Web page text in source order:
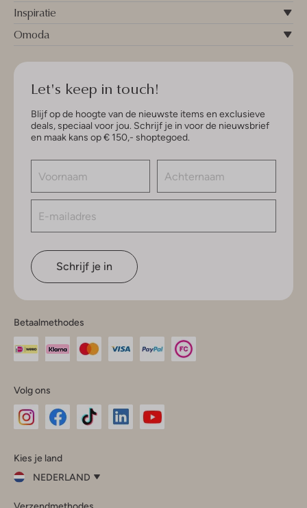
Inspiratie
Omoda
Let's keep in touch!
Blijf op de hoogte van de nieuwste items en exclusieve
deals, speciaal voor jou. Schrijf je in voor de nieuwsbrief
en maak kans op € 150,- shoptegoed.
Schrijf je in
Betaalmethodes
Volg ons
InstagramFacebook
Kies je land
NEDERLAND